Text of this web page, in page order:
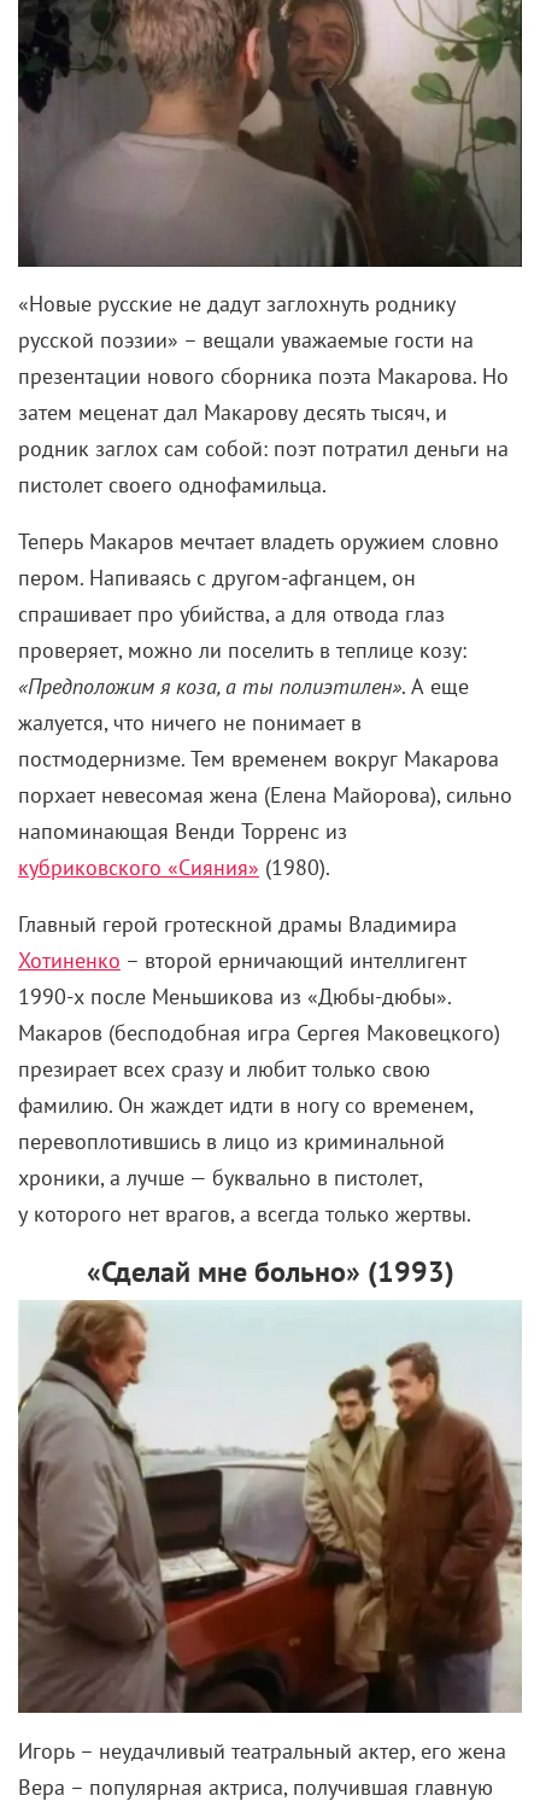
«Новые русские не дадут заглохнуть роднику
русской поэзии» – вещали уважаемые гости на
презентации нового сборника поэта Макарова. Но
затем меценат дал Макарову десять тысяч, и
родник заглох сам собой: поэт потратил деньги на
пистолет своего однофамильца.
Теперь Макаров мечтает владеть оружием словно
пером. Напиваясь с другом-афганцем, он
спрашивает про убийства, а для отвода глаз
проверяет, можно ли поселить в теплице козу:
«Предположим я коза, а ты полиэтилен». А еще
жалуется, что ничего не понимает в
постмодернизме. Тем временем вокруг Макарова
порхает невесомая жена (Елена Майорова), сильно
напоминающая Венди Торренс из
кубриковского «Сияния» (1980).
Главный герой гротескной драмы Владимира
Хотиненко – второй ерничающий интеллигент
1990-х после Меньшикова из «Дюбы-дюбы».
Макаров (бесподобная игра Сергея Маковецкого)
презирает всех сразу и любит только свою
фамилию. Он жаждет идти в ногу со временем,
перевоплотившись в лицо из криминальной
хроники, а лучше — буквально в пистолет,
у которого нет врагов, а всегда только жертвы.
«Сделай мне больно» (1993)
Игорь – неудачливый театральный актер, его жена
Вера – популярная актриса, получившая главную